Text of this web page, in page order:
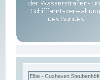
Elbe - Cuxhaven Steubenhöft